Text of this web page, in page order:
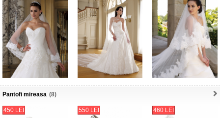
Pantofi mireasa (8)
450 LEI 550 LEI 460 LEI